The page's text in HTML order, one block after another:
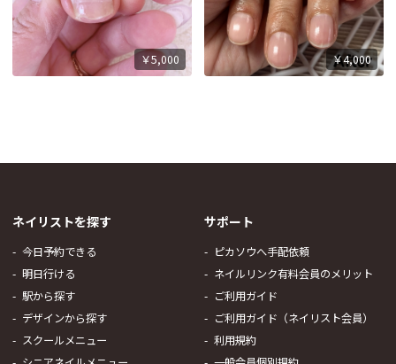
￥5,000 ￥4,000
ネイリストを探す
今日予約できる
明日行ける
駅から探す
デザインから探す
スクールメニュー
サポート
ピカソウへ手配依頼
ネイルリンク有料会員のメリット
ご利用ガイド
ご利用ガイド（ネイリスト会員）
利用規約